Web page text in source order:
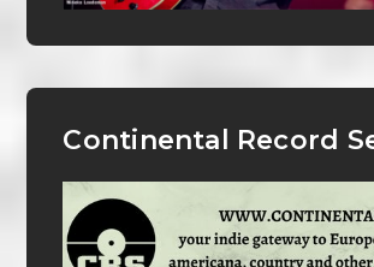
Continental Record